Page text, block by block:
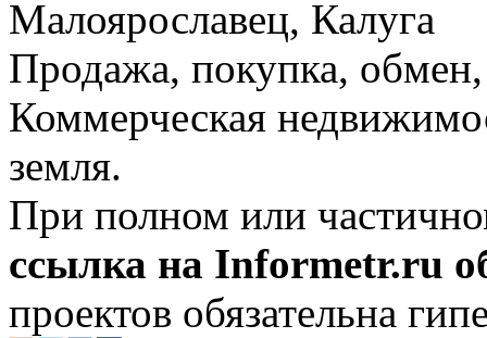
Малоярославец, Калуга
Продажа, покупка, обмен,
Коммерческая
земля.
При полном или
ссылка на Informetr.ru
проектов обязательна